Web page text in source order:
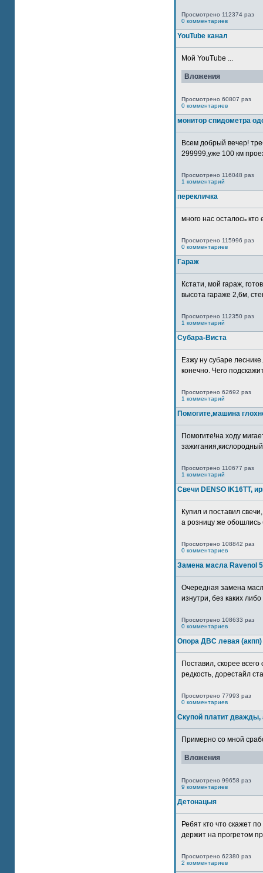
Просмотрено 112374 раз
0 комментариев
YouTube канал
Мой YouTube ...
Вложения
Просмотрено 60807 раз
0 комментариев
монитор спидометра
Всем добрый вечер!
299999,уже 100 км
Просмотрено 116048 раз
1 комментарий
перекличка
много нас осталось
Просмотрено 115996 раз
0 комментариев
Гараж
Кстати, мой гараж,
высота гараже 2,6м,
Просмотрено 112350 раз
1 комментарий
Субара-Виста
Езжу ну субаре
конечно. Чего
Просмотрено 62692 раз
1 комментарий
Помогите,машина
Помогите!на ходу
Просмотрено 110677 раз
1 комментарий
Свечи DENSO IK16TT,
Купил и поставил
а розницу же обошлись
Просмотрено 108842 раз
0 комментариев
Замена масла Ravenol
Очередная замена
изнутри, без каких
Просмотрено 108633 раз
0 комментариев
Опора ДВС левая (акпп)
Поставил, скорее
редкость, дорестайл
Просмотрено 77993 раз
0 комментариев
Скупой платит
Примерно со мной
Вложения
Просмотрено 99658 раз
9 комментариев
Детонацыя
Ребят кто что скажет
держит на прогретом
Просмотрено 62380 раз
2 комментариев